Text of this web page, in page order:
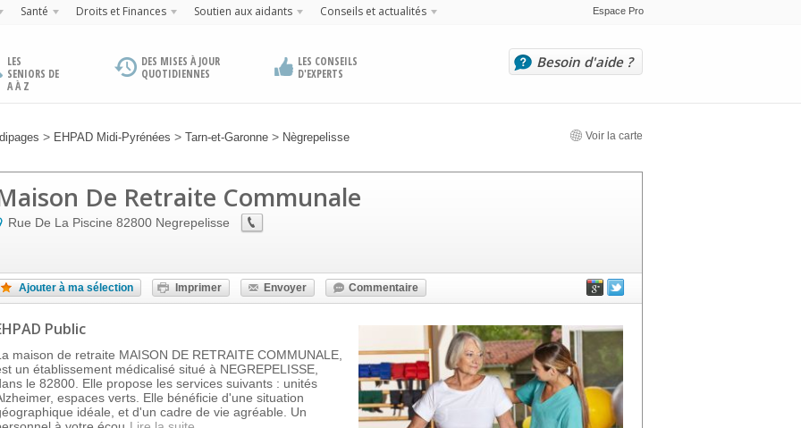
Santé Droits et Finances Soutien aux aidants Conseils et actualités Espace Pro
LES
SENIORS DE
A À Z
DES MISES À JOUR
QUOTIDIENNES
LES CONSEILS
D'EXPERTS
Besoin d'aide ?
> EHPAD Midi-Pyrénées > Tarn-et-Garonne > Nègrepelisse Voir la carte
De Retraite Communale
Rue De La Piscine 82800 Negrepelisse
Ajouter à ma sélection Imprimer Envoyer Commentaire
Public
maison de retraite MAISON DE RETRAITE COMMUNALE,
un établissement médicalisé situé à NEGREPELISSE,
le 82800. Elle propose les services suivants : unités
espaces verts. Elle bénéficie d'une situation
idéale, et d'un cadre de vie agréable. Un